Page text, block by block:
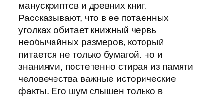
манускриптов и древних книг.
Рассказывают, что в ее потаенных
уголках обитает книжный червь
необычайных размеров, который
питается не только бумагой, но и
знаниями, постепенно стирая из памяти
человечества важные исторические
факты. Его шум слышен только в